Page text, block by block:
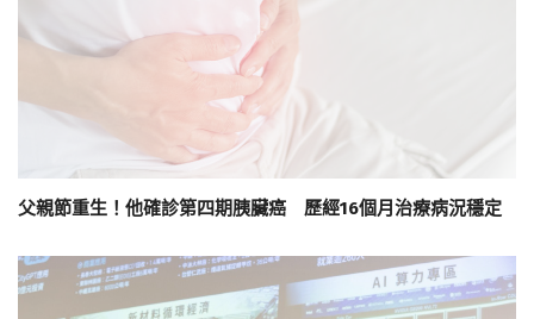
父親節重生！他確診第四期胰臟癌 歷經16個月治療病況穩定